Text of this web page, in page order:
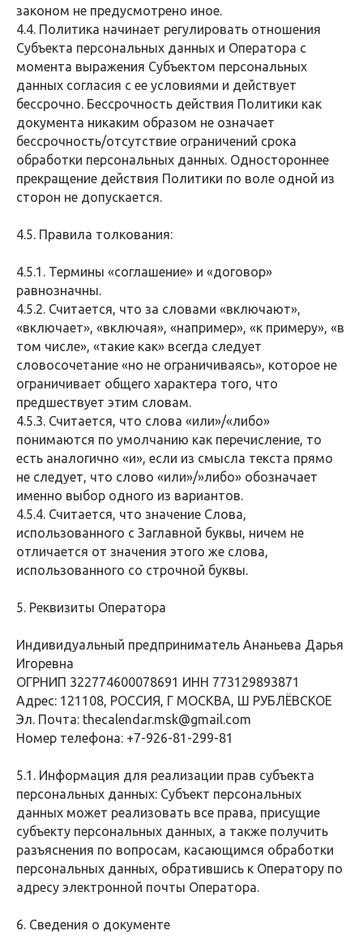
законом не предусмотрено иное.
4.4. Политика начинает регулировать отношения
Субъекта персональных данных и Оператора с
момента выражения Субъектом персональных
данных согласия с ее условиями и действует
бессрочно. Бессрочность действия Политики как
документа никаким образом не означает
бессрочность/отсутствие ограничений срока
обработки персональных данных. Одностороннее
прекращение действия Политики по воле одной из
сторон не допускается.
4.5. Правила толкования:
4.5.1. Термины «соглашение» и «договор»
равнозначны.
4.5.2. Считается, что за словами «включают»,
«включает», «включая», «например», «к примеру», «в
том числе», «такие как» всегда следует
словосочетание «но не ограничиваясь», которое не
ограничивает общего характера того, что
предшествует этим словам.
4.5.3. Считается, что слова «или»/«либо»
понимаются по умолчанию как перечисление, то
есть аналогично «и», если из смысла текста прямо
не следует, что слово «или»/»либо» обозначает
именно выбор одного из вариантов.
4.5.4. Считается, что значение Слова,
использованного с Заглавной буквы, ничем не
отличается от значения этого же слова,
использованного со строчной буквы.
5. Реквизиты Оператора
Индивидуальный предприниматель Ананьева Дарья
Игоревна
ОГРНИП 322774600078691 ИНН 773129893871
Адрес: 121108, РОССИЯ, Г МОСКВА, Ш РУБЛЁВСКОЕ
Эл. Почта: thecalendar.msk@gmail.com
Номер телефона: +7-926-81-299-81
5.1. Информация для реализации прав субъекта
персональных данных: Субъект персональных
данных может реализовать все права, присущие
субъекту персональных данных, а также получить
разъяснения по вопросам, касающимся обработки
персональных данных, обратившись к Оператору по
адресу электронной почты Оператора.
6. Сведения о документе